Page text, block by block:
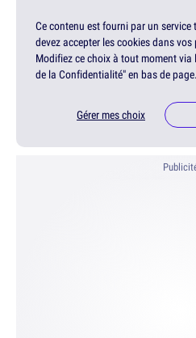
Ce contenu est fourni par un
devez accepter les cookies dans
Modifiez ce choix à tout moment via
de la Confidentialité" en bas de page.
Gérer mes choix